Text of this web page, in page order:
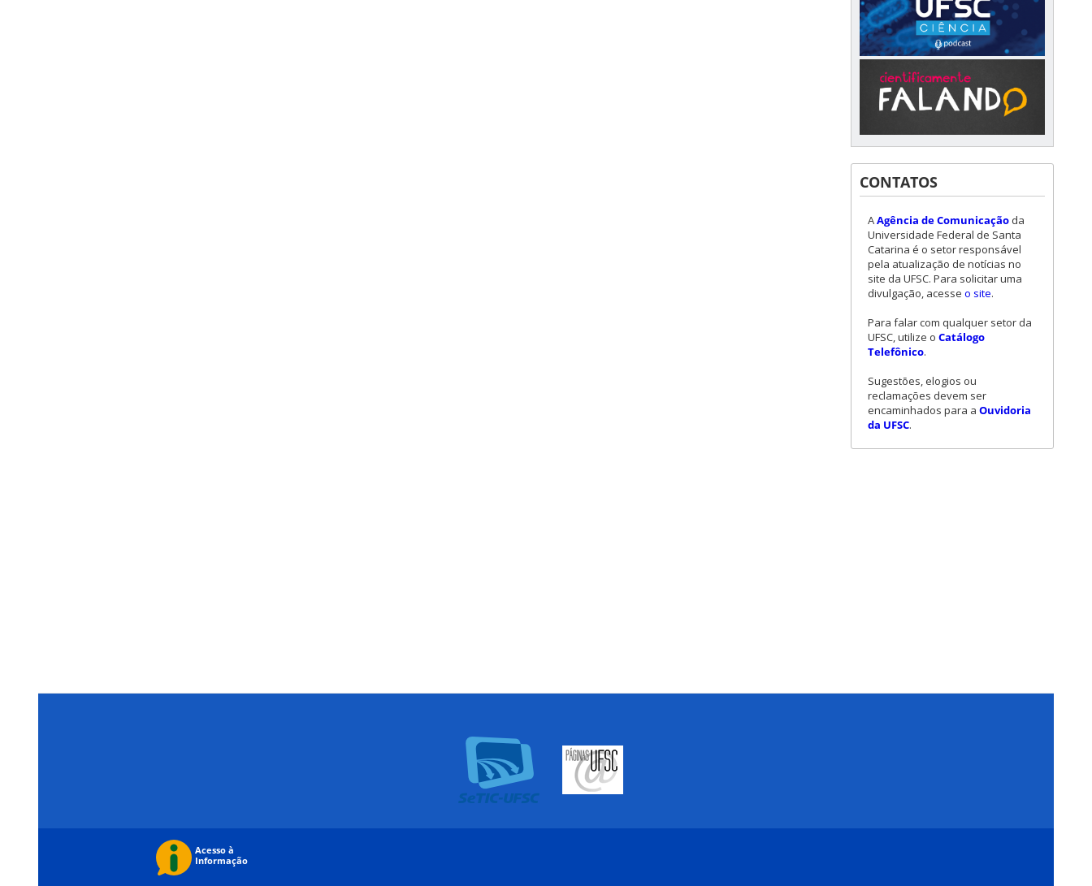
CONTATOS
AAgência de Comunicação da
Universidade Federal de Santa
Catarina é o setor responsável
pela atualização de notícias no
site da UFSC. Para solicitar uma
divulgação, acesse o site.
Para falar com qualquer setor da
UFSC, utilize o Catálogo
Telefônico.
Sugestões, elogios ou
reclamações devem ser
encaminhados para a Ouvidoria
da UFSC.